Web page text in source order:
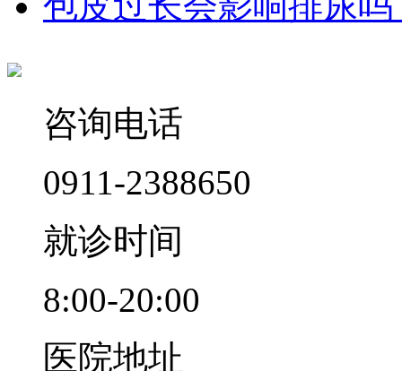
咨询电话
0911-2388650
就诊时间
8:00-20:00
医院地址